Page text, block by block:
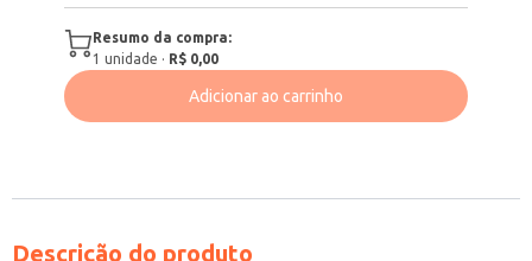
Resumo da compra:
1 unidade · R$ 0,00
Adicionar ao carrinho
Descrição do produto